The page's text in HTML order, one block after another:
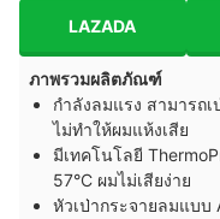
LAZADA
ภาพรวมผลิตภัณฑ์
กำลังลมแรง สามารถ
ไม่ทำให้ผมแห้งเสีย
มีเทคโนโลยี
57°C ผมไม่เสียง่าย
หัวเป่ากระจายลมแบบ